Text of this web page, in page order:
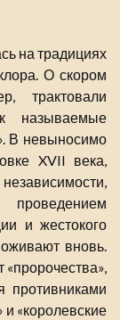
на традициях
О скором
трактовали
называемые
В невыносимо
XVII века,
и жестокого
вновь.
«пророчества»,
противниками
и «королевские